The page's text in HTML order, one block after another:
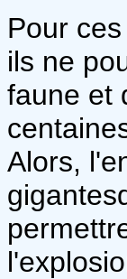
Pour
ils ne
faune et
Alors,